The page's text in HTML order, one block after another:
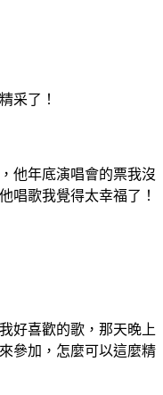
采了！
他年底演唱會的票我沒
唱歌我覺得太幸福了！
好喜歡的歌，那天晚上
參加，怎麼可以這麼精